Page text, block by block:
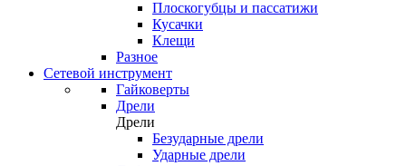
Плоскогубцы и пассатижи
Кусачки
Клещи
Разное
Сетевой инструмент
Гайковерты
Дрели
Дрели
Безударные дрели
Ударные дрели